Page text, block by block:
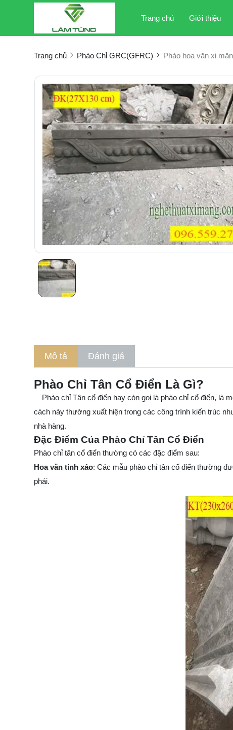
Trang chủ Giới thiệu
Trang chủ Phào Chỉ GRC(GFRC) Phào hoa văn xi
Mô tả Đánh giá
Phào Chỉ Tân Cổ Điển Là Gì?
Phào chỉ Tân cổ điển hay còn gọi là phào chỉ cổ điển, là
cách này thường xuất hiện trong các công trình kiến trúc
nhà hàng.
Đặc Điểm Của Phào Chỉ Tân Cổ Điển
Phào chỉ tân cổ điển thường có các đặc điểm sau:
Hoa văn tinh xảo: Các mẫu phào chỉ tân cổ điển thường
phái.